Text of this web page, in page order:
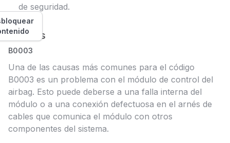
de seguridad.
Causas
B0003
Una de las causas más comunes para el código
B0003 es un problema con el módulo de control del
airbag. Esto puede deberse a una falla interna del
módulo o a una conexión defectuosa en el arnés de
cables que comunica el módulo con otros
componentes del sistema.